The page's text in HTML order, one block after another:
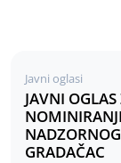
Javni oglasi
JAVNI
GRADAČAC